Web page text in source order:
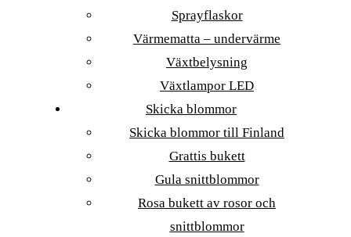
Sprayflaskor
Värmematta – undervärme
Växtbelysning
Växtlampor LED
Skicka blommor
Skicka blommor till Finland
Grattis bukett
Gula snittblommor
Rosa bukett av rosor och
snittblommor